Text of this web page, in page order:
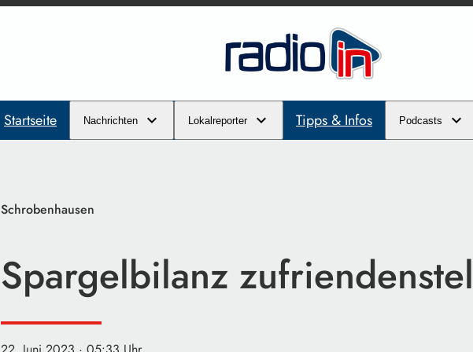
Startseite Nachrichten Lokalreporter Tipps & Infos Podcasts
Schrobenhausen
Spargelbilanz